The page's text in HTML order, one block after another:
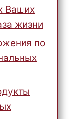
Ваших
жизни
по